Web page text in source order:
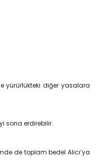
yürürlükteki diğer yasalara
sona erdirebilir.
de toplam bedel Alıcı’ya